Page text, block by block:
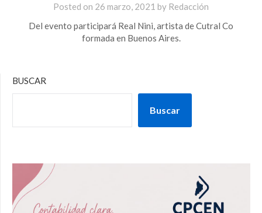
Posted on 26 marzo, 2021 by Redacción
Del evento participará Real Nini, artista de Cutral Co
formada en Buenos Aires.
BUSCAR
Buscar